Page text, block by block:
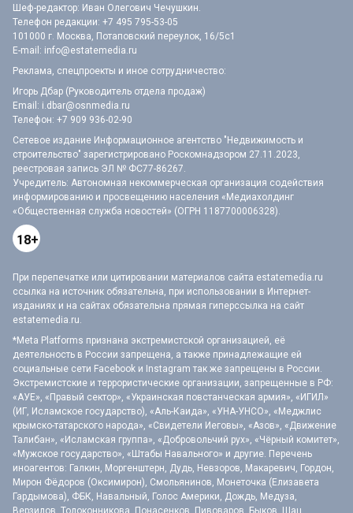
Шеф-редактор: Иван Олегович Чечушкин.
Телефон редакции: +7 495 795-53-05
101000 г. Москва, Потаповский переулок, 16/5с1
E-mail: info@estatemedia.ru
Реклама, спецпроекты и иное сотрудничество:
Игорь Дбар (Руководитель отдела продаж)
Email: i.dbar@osnmedia.ru
Телефон: +7 909 936-02-90
Сетевое издание Информационное агентство "Недвижимость и
строительство" зарегистрировано Роскомнадзором 27.11.2023,
реестровая запись ЭЛ № ФС77-86267.
Учредитель: Автономная некоммерческая организация содействия
информированию и просвещению населения «Медиахолдинг
«Общественная служба новостей» (ОГРН 1187700006328).
18+
При перепечатке или цитировании материалов сайта estatemedia.ru
ссылка на источник обязательна, при использовании в Интернет-
изданиях и на сайтах обязательна прямая гиперссылка на сайт
estatemedia.ru.
*Meta Platforms признана экстремистской организацией, её
деятельность в России запрещена, а также принадлежащие ей
социальные сети Facebook и Instagram так же запрещены в России.
Экстремистские и террористические организации, запрещенные в РФ:
«АУЕ», «Правый сектор», «Украинская повстанческая армия», «ИГИЛ»
(ИГ, Исламское государство), «Аль-Каида», «УНА-УНСО», «Меджлис
крымско-татарского народа», «Свидетели Иеговы», «Азов», «Движение
Талибан», «Исламская группа», «Добровольчий рух», «Чёрный комитет»,
«Мужское государство», «Штабы Навального» и другие. Перечень
иноагентов: Галкин, Моргенштерн, Дудь, Невзоров, Макаревич, Гордон,
Мирон Фёдоров (Оксимирон), Смольянинов, Монеточка (Елизавета
Гардымова), ФБК, Навальный, Голос Америки, Дождь, Медуза,
Верзилов, Толоконникова, Понасенков, Пивоваров, Быков, Шац,